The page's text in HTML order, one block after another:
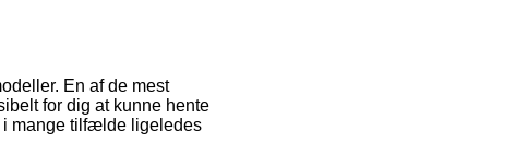
En af de mest
for dig at kunne hente
i mange tilfælde ligeledes